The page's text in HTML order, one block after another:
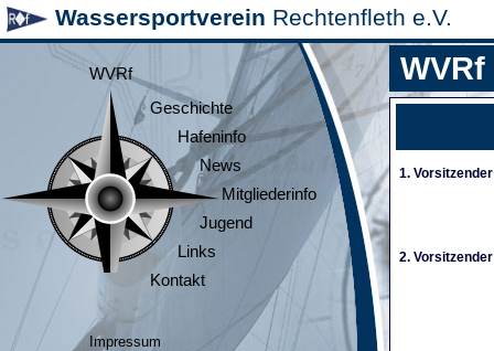
Wassersportverein Rechtenfleth e.V.
WVRf
Geschichte
Hafeninfo
News
Mitgliederinfo
Jugend
Links
Kontakt
Impressum
WVRf
1.
2.